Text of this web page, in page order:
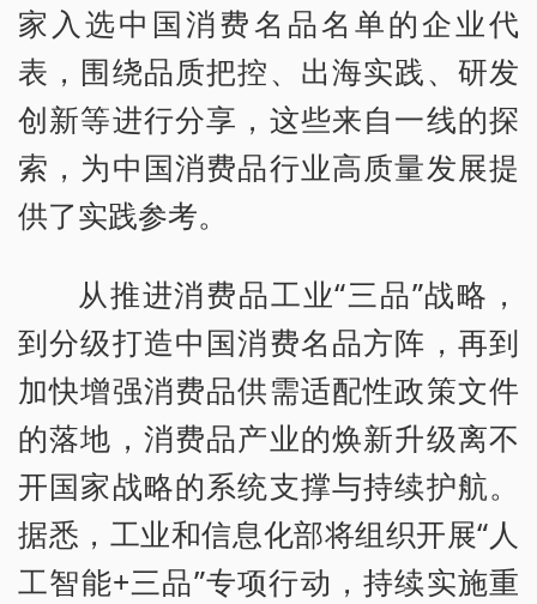
家入选中国消费名品名单的企业代
表，围绕品质把控、出海实践、研发
创新等进行分享，这些来自一线的探
索，为中国消费品行业高质量发展提
供了实践参考。
从推进消费品工业“三品”战略，
到分级打造中国消费名品方阵，再到
加快增强消费品供需适配性政策文件
的落地，消费品产业的焕新升级离不
开国家战略的系统支撑与持续护航。
据悉，工业和信息化部将组织开展“人
工智能+三品”专项行动，持续实施重